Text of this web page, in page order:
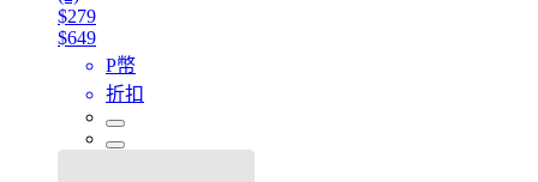
$279
$649
P幣
折扣